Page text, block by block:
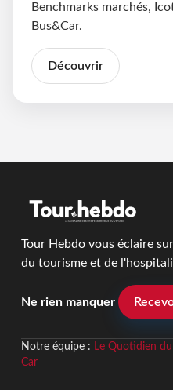
Benchmarks marchés,
Bus&Car.
Découvrir
Tour Hebdo vous éclaire
du tourisme et de
Ne rien manquer
Notre équipe : Le Quotidien
Car